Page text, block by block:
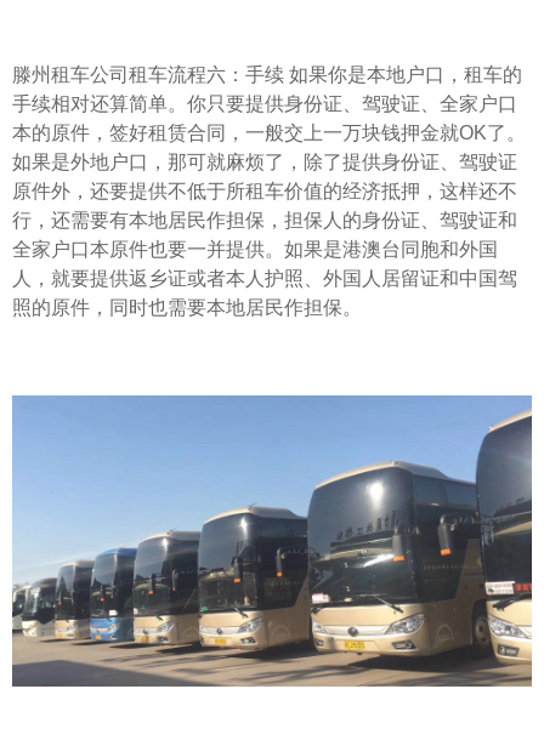
滕州租车公司租车流程六：手续 如果你是本地户口，租车的
手续相对还算简单。你只要提供身份证、驾驶证、全家户口
本的原件，签好租赁合同，一般交上一万块钱押金就OK了。
如果是外地户口，那可就麻烦了，除了提供身份证、驾驶证
原件外，还要提供不低于所租车价值的经济抵押，这样还不
行，还需要有本地居民作担保，担保人的身份证、驾驶证和
全家户口本原件也要一并提供。如果是港澳台同胞和外国
人，就要提供返乡证或者本人护照、外国人居留证和中国驾
照的原件，同时也需要本地居民作担保。